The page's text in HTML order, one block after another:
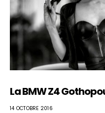
La BMW Z4
14 OCTOBRE 2016